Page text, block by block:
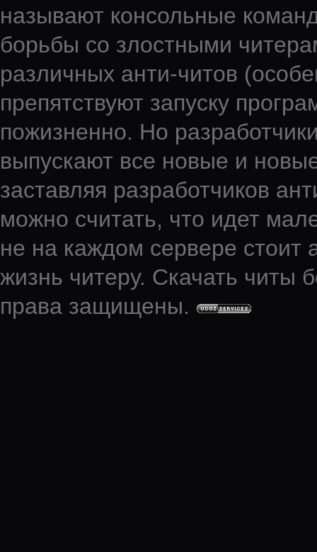
называют консольные
борьбы со злостными
различных анти-читов
препятствуют запуску
пожизненно. Но
выпускают все новые и
заставляя разработчиков
можно считать, что идет
не на каждом сервере стоит
жизнь читеру. Скачать читы
права защищены.